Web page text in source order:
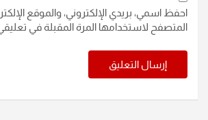
احفظ اسمي، بريدي الإلكتروني، والموقع
المتصفح لاستخدامها المرة المقبلة في